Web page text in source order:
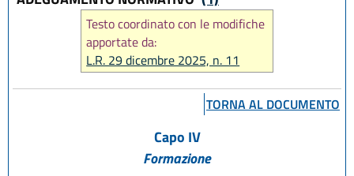
Testo coordinato con le modifiche
apportate da:
L.R. 29 dicembre 2025, n. 11
TORNA AL DOCUMENTO
Capo IV
Formazione